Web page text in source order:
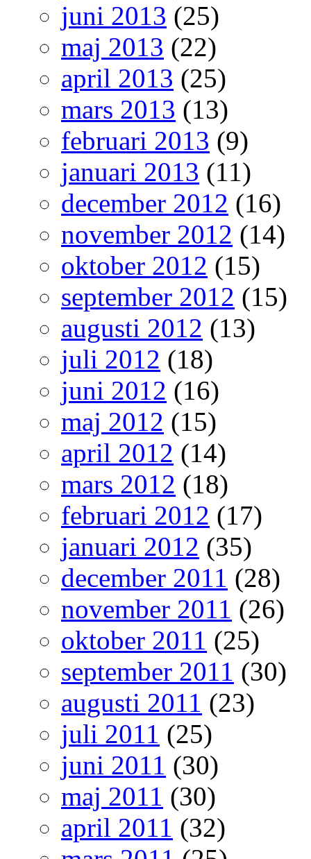
juni 2013 (25)
maj 2013 (22)
april 2013 (25)
mars 2013 (13)
februari 2013 (9)
januari 2013 (11)
december 2012 (16)
november 2012 (14)
oktober 2012 (15)
september 2012 (15)
augusti 2012 (13)
juli 2012 (18)
juni 2012 (16)
maj 2012 (15)
april 2012 (14)
mars 2012 (18)
februari 2012 (17)
januari 2012 (35)
december 2011 (28)
november 2011 (26)
oktober 2011 (25)
september 2011 (30)
augusti 2011 (23)
juli 2011 (25)
juni 2011 (30)
maj 2011 (30)
april 2011 (32)